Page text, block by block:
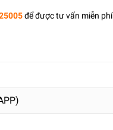
để được tư vấn miễn phí